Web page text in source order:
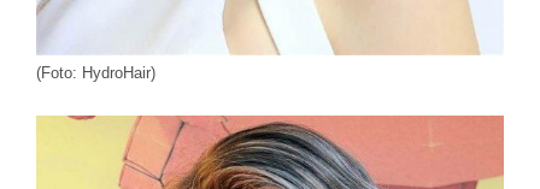
(Foto: HydroHair)